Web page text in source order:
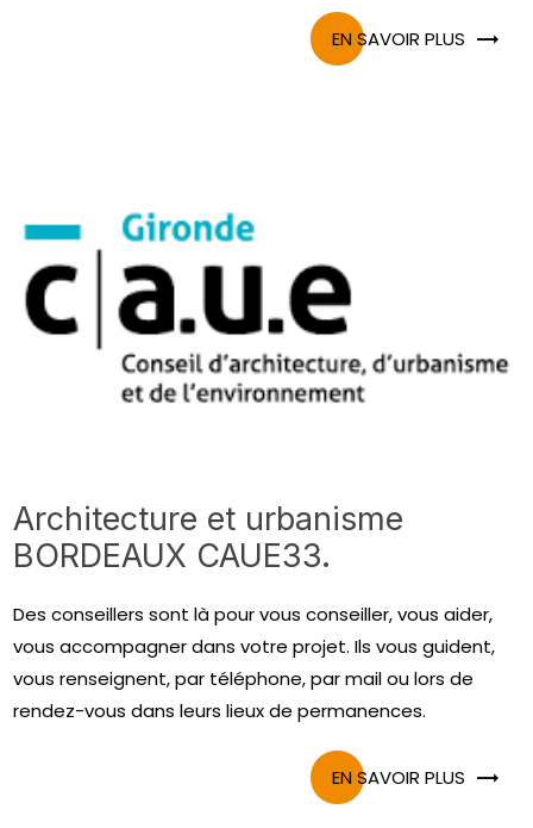
EN SAVOIR PLUS
Architecture et urbanisme
BORDEAUX CAUE33.
Des conseillers sont là pour vous conseiller, vous aider,
vous accompagner dans votre projet. Ils vous guident,
vous renseignent, par téléphone, par mail ou lors de
rendez-vous dans leurs lieux de permanences.
EN SAVOIR PLUS